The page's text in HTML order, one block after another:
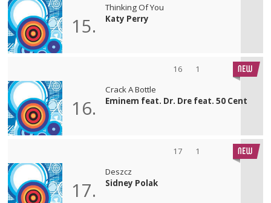
15.
Thinking Of You
Katy Perry
16 1
16.
Crack A Bottle
Eminem feat. Dr. Dre feat. 50 Cent
17 1
17.
Deszcz
Sidney Polak